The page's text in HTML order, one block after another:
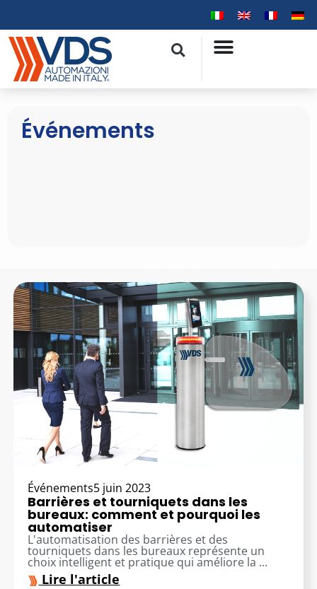
Événements
Événements5 juin 2023
Barrières et tourniquets dans les
bureaux: comment et pourquoi les
automatiser
L'automatisation des barrières et des
tourniquets dans les bureaux représente un
choix intelligent et pratique qui améliore la ...
Lire l'article